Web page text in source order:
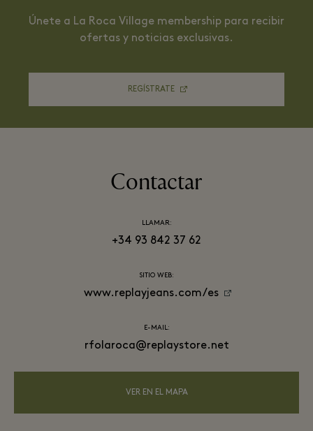
Únete a La Roca Village membership para recibir
ofertas y noticias exclusivas.
REGÍSTRATE
Contactar
LLAMAR:
+34 93 842 37 62
SITIO WEB:
www.replayjeans.com/es
E-MAIL:
rfolaroca@replaystore.net
VER EN EL MAPA